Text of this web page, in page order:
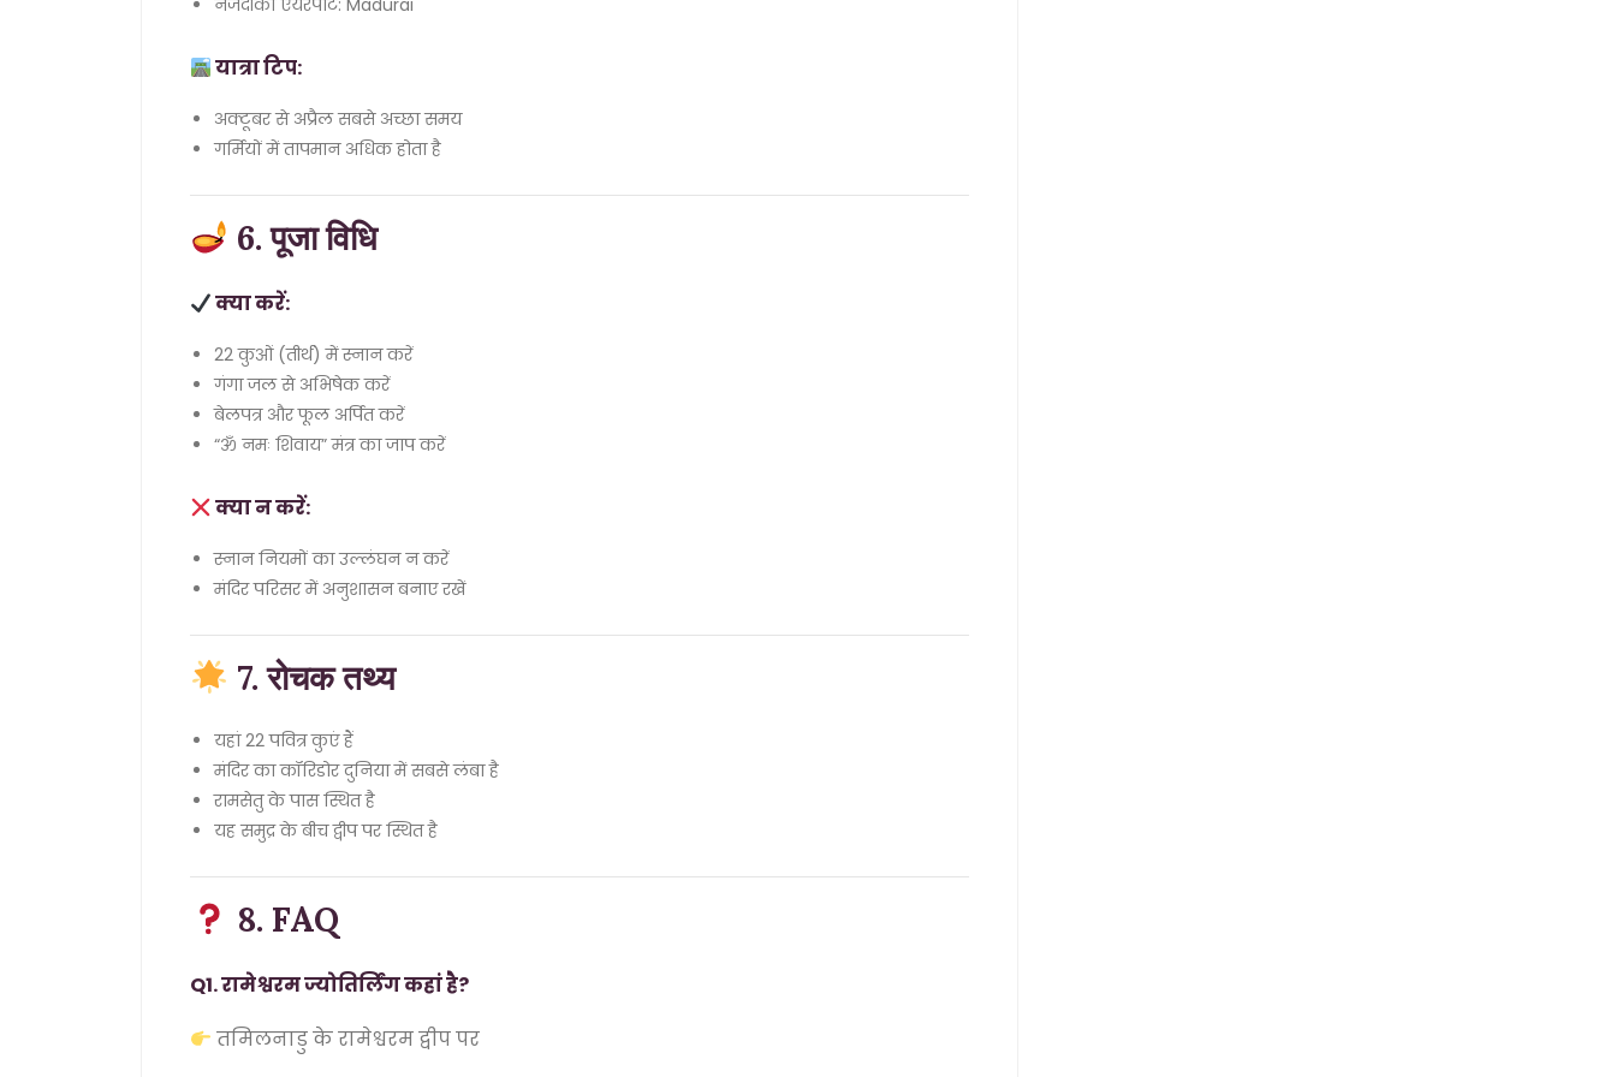
नजदीकी एयरपोर्ट: Madurai
यात्रा टिप:
अक्टूबर से अप्रैल सबसे अच्छा समय
गर्मियों में तापमान अधिक होता है
6. पूजा विधि
क्या करें:
22 कुओं (तीर्थ) में स्नान करें
गंगा जल से अभिषेक करें
बेलपत्र और फूल अर्पित करें
“ॐ नमः शिवाय” मंत्र का जाप करें
क्या न करें:
स्नान नियमों का उल्लंघन न करें
मंदिर परिसर में अनुशासन बनाए रखें
7. रोचक तथ्य
यहां 22 पवित्र कुएं हैं
मंदिर का कॉरिडोर दुनिया में सबसे लंबा है
रामसेतु के पास स्थित है
यह समुद्र के बीच द्वीप पर स्थित है
8. FAQ
Q1. रामेश्वरम ज्योतिर्लिंग कहां है?
तमिलनाडु के रामेश्वरम द्वीप पर